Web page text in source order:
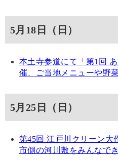
5月18日（日）
本土寺参道にて「第1回
催、ご当地メニューや野
5月25日（日）
第45回 江戸川クリーン大
市側の河川敷をみんなで